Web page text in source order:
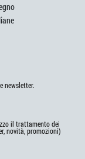
newsletter.
il trattamento dei
novità, promozioni)